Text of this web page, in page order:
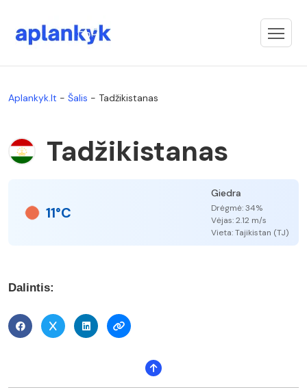
Aplankyk.lt - Šalis - Tadžikistanas
Tadžikistanas
11°C
Giedra
Drėgmė: 34%
Vėjas: 2.12 m/s
Vieta: Tajikistan (TJ)
Dalintis: